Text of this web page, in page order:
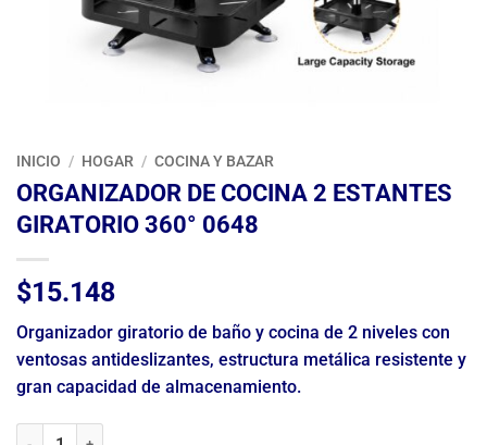
INICIO / HOGAR / COCINA Y BAZAR
ORGANIZADOR DE COCINA 2 ESTANTES
GIRATORIO 360° 0648
$15.148
Organizador giratorio de baño y cocina de 2 niveles con
ventosas antideslizantes, estructura metálica resistente y
gran capacidad de almacenamiento.
ORGANIZADOR DE COCINA 2 ESTANTES GIRATORIO 360° 0648